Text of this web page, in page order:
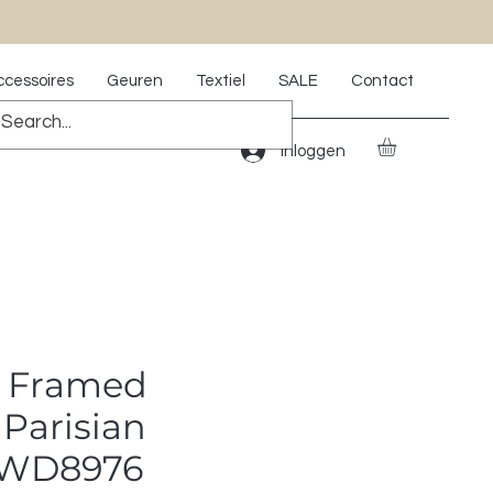
Geuren Textiel SALE Contact
Inloggen